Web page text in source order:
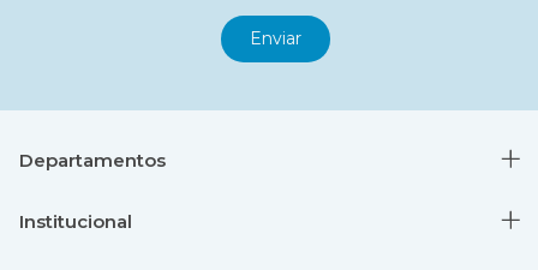
Departamentos
Institucional